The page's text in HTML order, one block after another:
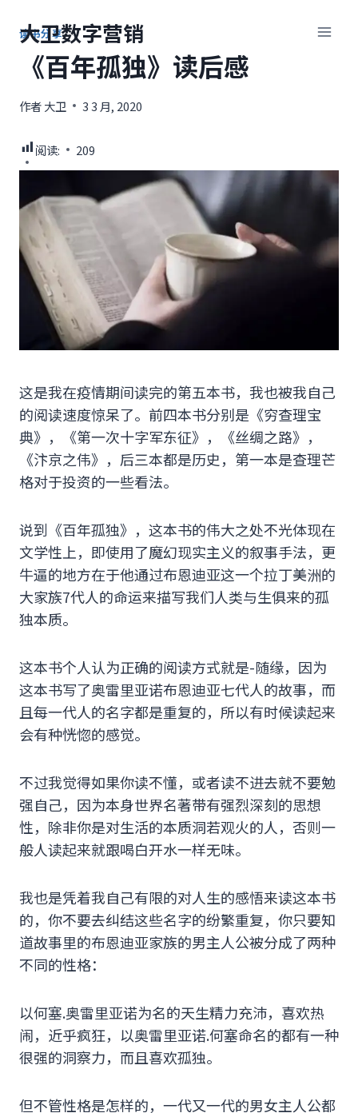
大卫数字营销
读书分享
《百年孤独》读后感
作者大卫 3 3 月, 2020
阅读: 209
这是我在疫情期间读完的第五本书，我也被我自己
的阅读速度惊呆了。前四本书分别是《穷查理宝
典》，《第一次十字军东征》，《丝绸之路》，
《汴京之伟》，后三本都是历史，第一本是查理芒
格对于投资的一些看法。
说到《百年孤独》，这本书的伟大之处不光体现在
文学性上，即使用了魔幻现实主义的叙事手法，更
牛逼的地方在于他通过布恩迪亚这一个拉丁美洲的
大家族7代人的命运来描写我们人类与生俱来的孤
独本质。
这本书个人认为正确的阅读方式就是-随缘，因为
这本书写了奥雷里亚诺布恩迪亚七代人的故事，而
且每一代人的名字都是重复的，所以有时候读起来
会有种恍惚的感觉。
不过我觉得如果你读不懂，或者读不进去就不要勉
强自己，因为本身世界名著带有强烈深刻的思想
性，除非你是对生活的本质洞若观火的人，否则一
般人读起来就跟喝白开水一样无味。
我也是凭着我自己有限的对人生的感悟来读这本书
的，你不要去纠结这些名字的纷繁重复，你只要知
道故事里的布恩迪亚家族的男主人公被分成了两种
不同的性格：
以何塞.奥雷里亚诺为名的天生精力充沛，喜欢热
闹，近乎疯狂，以奥雷里亚诺.何塞命名的都有一种
很强的洞察力，而且喜欢孤独。
但不管性格是怎样的，一代又一代的男女主人公都